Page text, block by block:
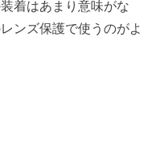
着はあまり意味がな
ンズ保護で使うのがよ